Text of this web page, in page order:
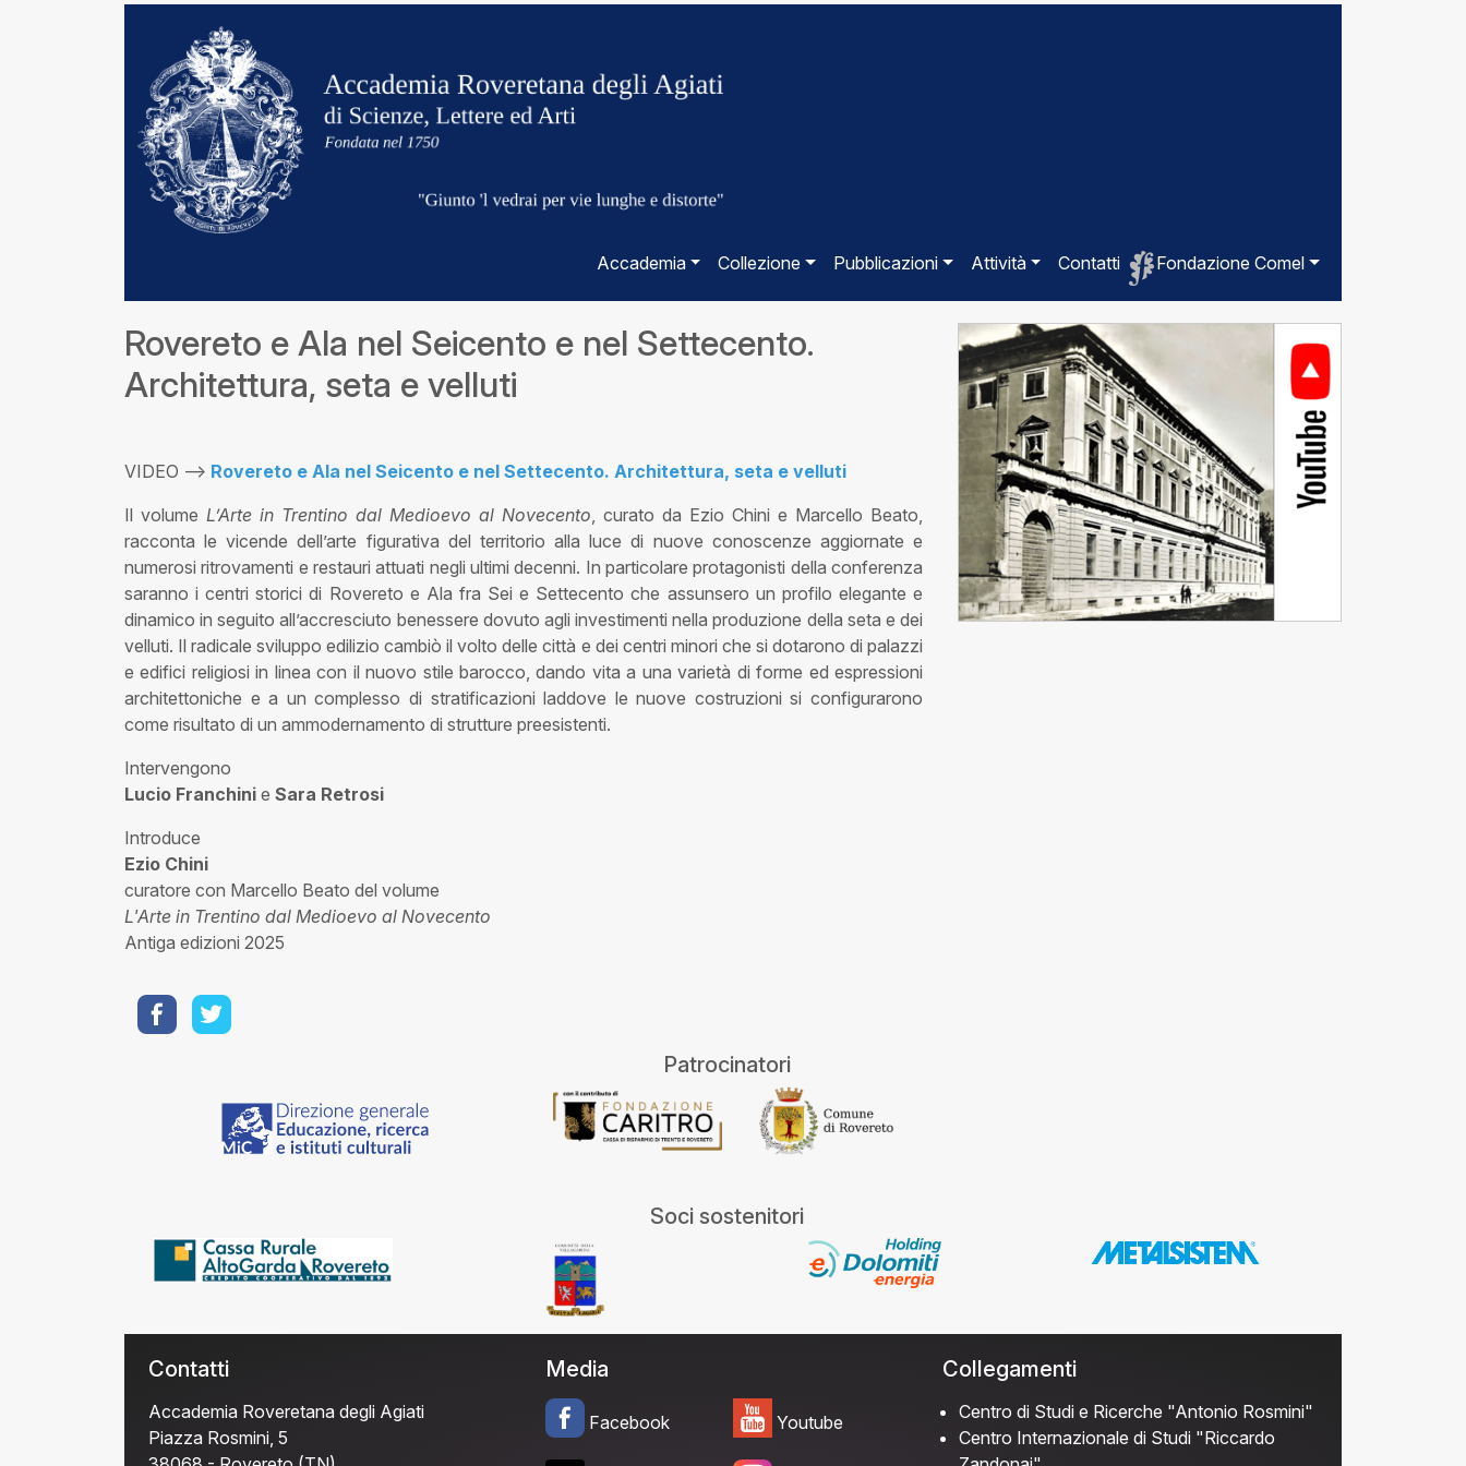
Accademia Collezione Pubblicazioni Attività Contatti Fondazione Comel
Rovereto e Ala nel Seicento e nel Settecento.
Architettura, seta e velluti
VIDEO --> Rovereto e Ala nel Seicento e nel Settecento. Architettura, seta e velluti
Il volume L’Arte in Trentino dal Medioevo al Novecento, curato da Ezio Chini e Marcello Beato,
racconta le vicende dell’arte figurativa del territorio alla luce di nuove conoscenze aggiornate e
numerosi ritrovamenti e restauri attuati negli ultimi decenni. In particolare protagonisti della conferenza
saranno i centri storici di Rovereto e Ala fra Sei e Settecento che assunsero un profilo elegante e
dinamico in seguito all’accresciuto benessere dovuto agli investimenti nella produzione della seta e dei
velluti. Il radicale sviluppo edilizio cambiò il volto delle città e dei centri minori che si dotarono di palazzi
e edifici religiosi in linea con il nuovo stile barocco, dando vita a una varietà di forme ed espressioni
architettoniche e a un complesso di stratificazioni laddove le nuove costruzioni si configurarono
come risultato di un ammodernamento di strutture preesistenti.
Intervengono
Lucio Franchini e Sara Retrosi
Introduce
Ezio Chini
curatore con Marcello Beato del volume
L'Arte in Trentino dal Medioevo al Novecento
Antiga edizioni 2025
Patrocinatori
Soci sostenitori
Contatti
Accademia Roveretana degli Agiati
Piazza Rosmini, 5
Media
Facebook Youtube
Collegamenti
Centro di Studi e Ricerche "Antonio Rosmini"
Centro Internazionale di Studi "Riccardo